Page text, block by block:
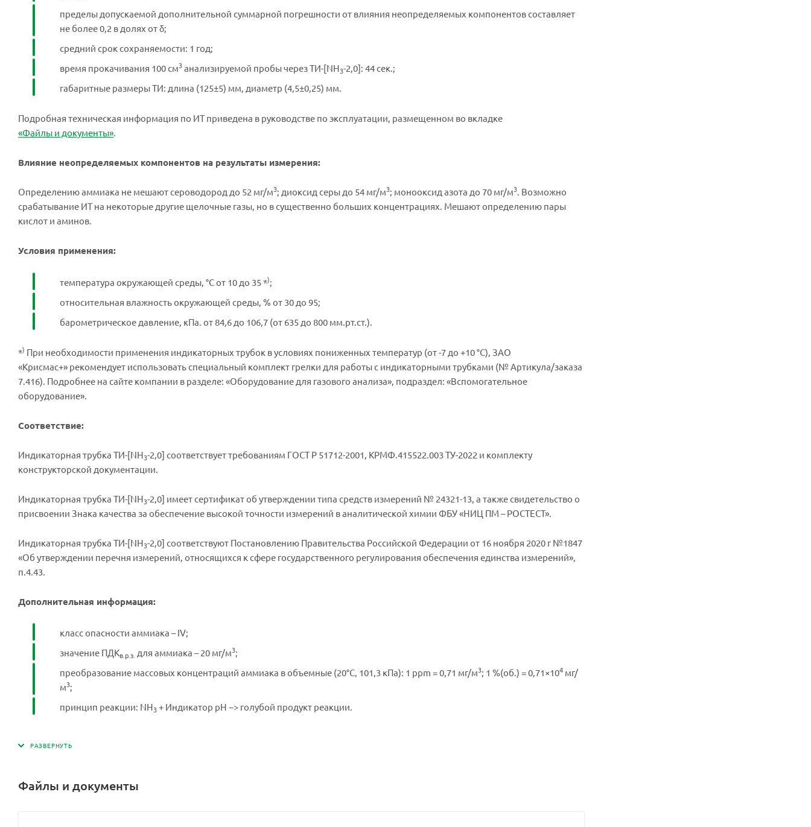
пределы допускаемой дополнительной суммарной погрешности от влияния неопределяемых компонентов составляет
не более 0,2 в долях от δ;
средний срок сохраняемости: 1 год;
время прокачивания 100 см3анализируемой пробы через ТИ-[NH3-2,0]: 44 сек.;
габаритные размеры ТИ: длина (125±5) мм, диаметр (4,5±0,25) мм.
Подробная техническая информация по ИТ приведена в руководстве по эксплуатации, размещенном во вкладке
«Файлы и документы».
Влияние неопределяемых компонентов на результаты измерения:
Определению аммиака не мешают сероводород до 52 мг/м3; диоксид серы до 54 мг/м3; монооксид азота до 70 мг/м3. Возможно
срабатывание ИТ на некоторые другие щелочные газы, но в существенно больших концентрациях. Мешают определению пары
кислот и аминов.
Условия применения:
температура окружающей среды, °С от 10 до 35 *);
относительная влажность окружающей среды, % от 30 до 95;
барометрическое давление, кПа. от 84,6 до 106,7 (от 635 до 800 мм.рт.ст.).
*) При необходимости применения индикаторных трубок в условиях пониженных температур (от -7 до +10 °С), ЗАО
«Крисмас+» рекомендует использовать специальный комплект грелки для работы с индикаторными трубками (№ Артикула/заказа
7.416). Подробнее на сайте компании в разделе: «Оборудование для газового анализа», подраздел: «Вспомогательное
оборудование».
Соответствие:
Индикаторная трубка ТИ-[NH3-2,0] соответствует требованиям ГОСТ Р 51712-2001, КРМФ.415522.003 ТУ-2022 и комплекту
конструкторской документации.
Индикаторная трубка ТИ-[NH3-2,0] имеет сертификат об утверждении типа средств измерений № 24321-13, а также свидетельство о
присвоении Знака качества за обеспечение высокой точности измерений в аналитической химии ФБУ «НИЦ ПМ – РОСТЕСТ».
Индикаторная трубка ТИ-[NH3-2,0] соответствуют Постановлению Правительства Российской Федерации от 16 ноября 2020 г №1847
«Об утверждении перечня измерений, относящихся к сфере государственного регулирования обеспечения единства измерений»,
п.4.43.
Дополнительная информация:
класс опасности аммиака – IV;
значение ПДКв.р.з. для аммиака – 20 мг/м3;
преобразование массовых концентраций аммиака в объемные (20°C, 101,3 кПа): 1 ppm = 0,71 мг/м3; 1 %(об.) = 0,71×104 мг/
м3;
принцип реакции: NH3+ Индикатор рН −> голубой продукт реакции.
Файлы и документы